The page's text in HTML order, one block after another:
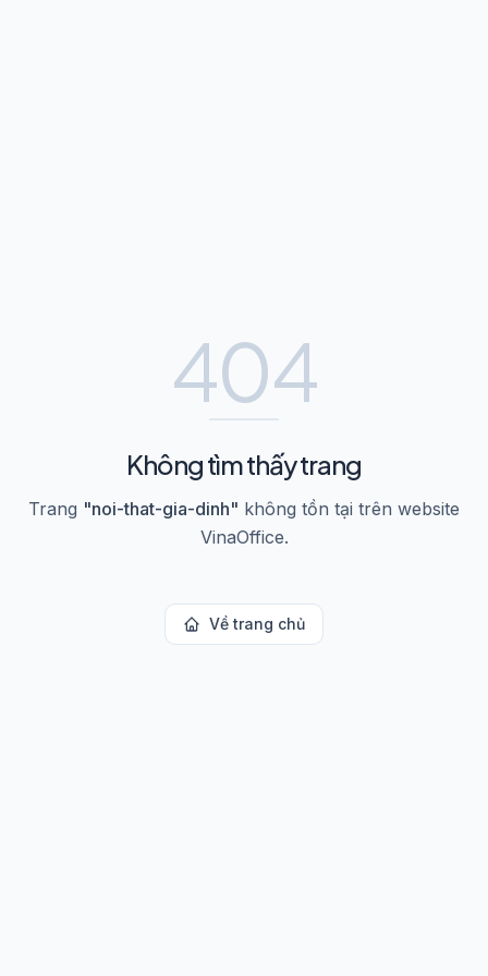
404
Không tìm thấy trang
Trang "noi-that-gia-dinh" không tồn tại trên website
VinaOffice.
Về trang chủ